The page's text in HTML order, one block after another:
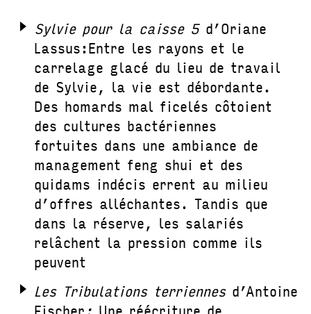
Sylvie pour la caisse 5d’Oriane
Lassus:Entre les rayons et le
carrelage glacé du lieu de travail
de Sylvie, la vie est débordante.
Des homards mal ficelés côtoient
des cultures bactériennes
fortuites dans une ambiance de
management feng shui et des
quidams indécis errent au milieu
d’offres alléchantes. Tandis que
dans la réserve, les salariés
relâchent la pression comme ils
peuvent
Les Tribulations terriennesd’Antoine